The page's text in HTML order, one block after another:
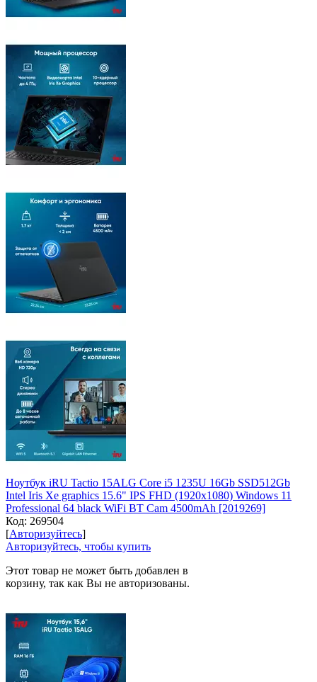
Ноутбук iRU Tactio 15ALG Core i5 1235U 16Gb SSD512Gb
Intel Iris Xe graphics 15.6" IPS FHD (1920x1080) Windows 11
Professional 64 black WiFi BT Cam 4500mAh [2019269]
Код: 269504
[Авторизуйтесь]
Авторизуйтесь, чтобы купить
Этот товар не может быть добавлен в
корзину, так как Вы не авторизованы.